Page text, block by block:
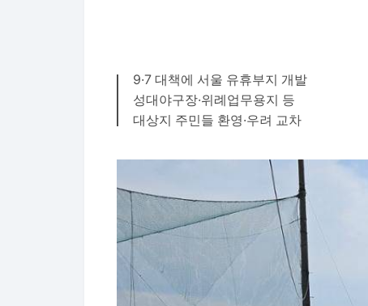
9·7 대책에 서울 유휴부지 개발
성대야구장·위례업무용지 등
대상지 주민들 환영·우려 교차